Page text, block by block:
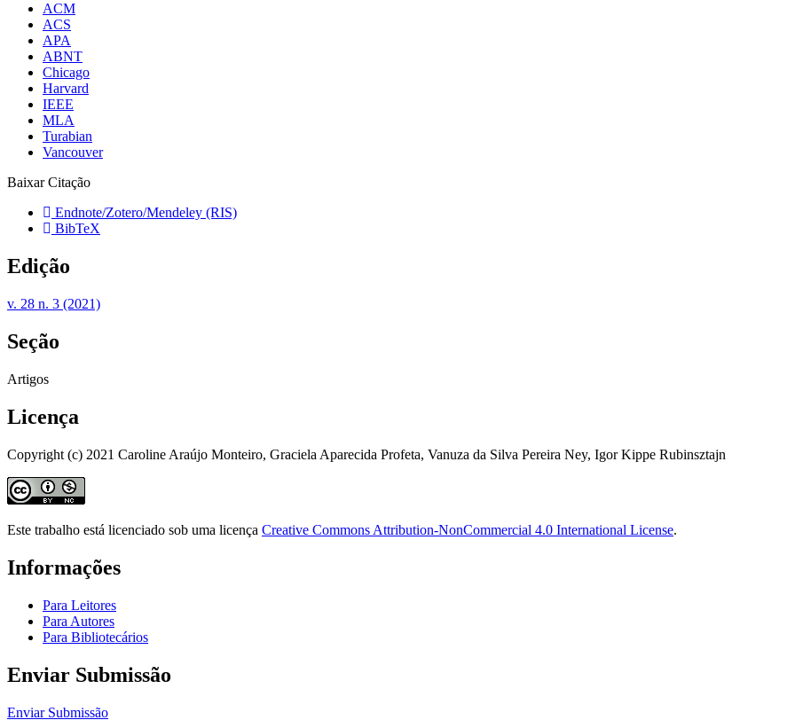
ACM
ACS
APA
ABNT
Chicago
Harvard
IEEE
MLA
Turabian
Vancouver
Baixar Citação
Endnote/Zotero/Mendeley (RIS)
BibTeX
Edição
v. 28 n. 3 (2021)
Seção
Artigos
Licença
Copyright (c) 2021 Caroline Araújo Monteiro, Graciela Aparecida Profeta, Vanuza da Silva Pereira Ney, Igor Kippe Rubinsztajn
Este trabalho está licenciado sob uma licença Creative Commons Attribution-NonCommercial 4.0 International License.
Informações
Para Leitores
Para Autores
Para Bibliotecários
Enviar Submissão
Enviar Submissão